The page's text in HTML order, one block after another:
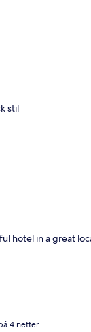
stil
hotel in a great
4 netter